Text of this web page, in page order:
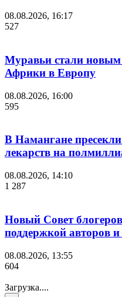
08.08.2026, 16:17
527
Муравьи стали новым
Африки в Европу
08.08.2026, 16:00
595
В Намангане
лекарств на
08.08.2026, 14:10
1 287
Новый Совет блогеров
поддержкой авторов
08.08.2026, 13:55
604
Загрузка....